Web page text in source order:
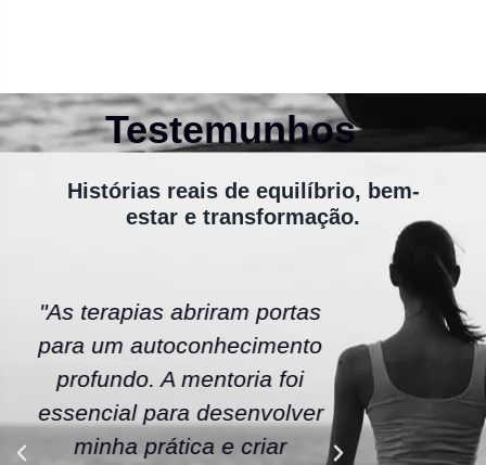
Testemunhos
Histórias reais de equilíbrio, bem-
estar e transformação.
"As terapias abriram portas
para um autoconhecimento
profundo. A mentoria foi
essencial para desenvolver
minha prática e criar
"A
escola
As
uma